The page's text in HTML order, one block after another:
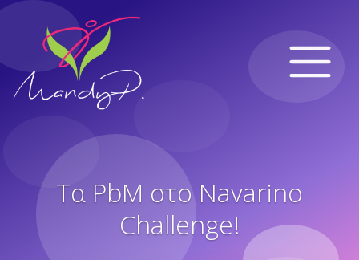
Τα PbM στο Navarino
Challenge!